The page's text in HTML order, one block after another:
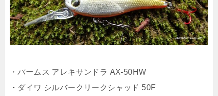
・パームス アレキサンドラ AX-50HW
・ダイワ シルバークリークシャッド 50F